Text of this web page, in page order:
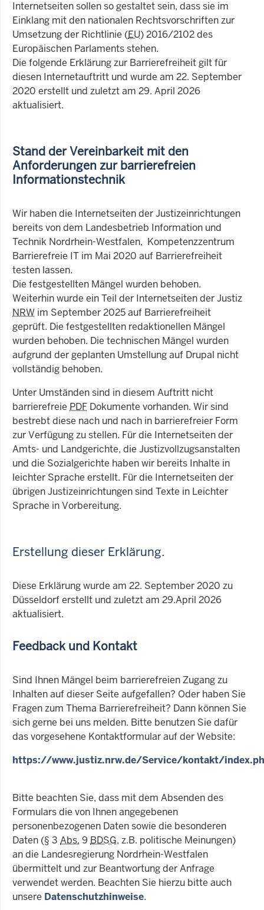
Internetseiten sollen so gestaltet sein, dass sie im
Einklang mit den nationalen Rechtsvorschriften zur
Umsetzung der Richtlinie (EU) 2016/2102 des
Europäischen Parlaments stehen.
Die folgende Erklärung zur Barrierefreiheit gilt für
diesen Internetauftritt und wurde am 22. September
2020 erstellt und zuletzt am 29. April 2026
aktualisiert.
Stand der Vereinbarkeit mit den
Anforderungen zur barrierefreien
Informationstechnik
Wir haben die Internetseiten der Justizeinrichtungen
bereits von dem Landesbetrieb Information und
Technik Nordrhein-Westfalen, Kompetenzzentrum
Barrierefreie IT im Mai 2020 auf Barrierefreiheit
testen lassen.
Die festgestellten Mängel wurden behoben.
Weiterhin wurde ein Teil der Internetseiten der Justiz
NRW im September 2025 auf Barrierefreiheit
geprüft. Die festgestellten redaktionellen Mängel
wurden behoben. Die technischen Mängel wurden
aufgrund der geplanten Umstellung auf Drupal nicht
vollständig behoben.
Unter Umständen sind in diesem Auftritt nicht
barrierefreie PDF Dokumente vorhanden. Wir sind
bestrebt diese nach und nach in barrierefreier Form
zur Verfügung zu stellen. Für die Internetseiten der
Amts- und Landgerichte, die Justizvollzugsanstalten
und die Sozialgerichte haben wir bereits Inhalte in
leichter Sprache erstellt. Für die Internetseiten der
übrigen Justizeinrichtungen sind Texte in Leichter
Sprache in Vorbereitung.
Erstellung dieser Erklärung.
Diese Erklärung wurde am 22. September 2020 zu
Düsseldorf erstellt und zuletzt am 29.April 2026
aktualisiert.
Feedback und Kontakt
Sind Ihnen Mängel beim barrierefreien Zugang zu
Inhalten auf dieser Seite aufgefallen? Oder haben Sie
Fragen zum Thema Barrierefreiheit? Dann können Sie
sich gerne bei uns melden. Bitte benutzen Sie dafür
das vorgesehene Kontaktformular auf der Website:
https://www.justiz.nrw.de/Service/kontakt/
Bitte beachten Sie, dass mit dem Absenden des
Formulars die von Ihnen angegebenen
personenbezogenen Daten sowie die besonderen
Daten (§ 3 Abs. 9 BDSG, z.B. politische Meinungen)
an die Landesregierung Nordrhein-Westfalen
übermittelt und zur Beantwortung der Anfrage
verwendet werden. Beachten Sie hierzu bitte auch
unsere Datenschutzhinweise.